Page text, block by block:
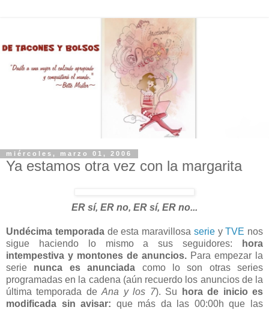
miércoles, marzo 01, 2006
Ya estamos otra vez con la margarita
ER sí, ER no, ER sí, ER no...
Undécima temporadade esta maravillosa serie yTVE nos
sigue haciendo lo mismo a sus seguidores:
hora
intempestiva y montones de anuncios. Para empezar la
serie nunca es anunciada como lo son otras series
programadas en la cadena (aún recuerdo los anuncios de la
última temporada deAna y los 7). Su
hora de inicio es
modificada sin avisar: que más da las 00:00h que las